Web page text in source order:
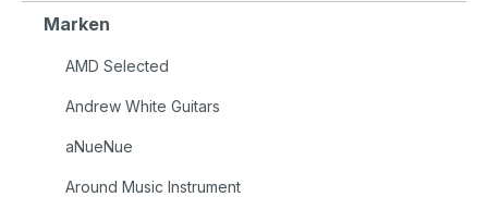
Marken
AMD Selected
Andrew White Guitars
aNueNue
Around Music Instrument